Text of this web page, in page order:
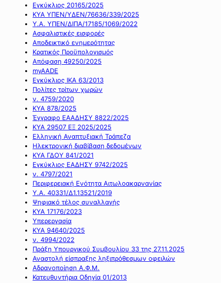
Εγκύκλιος 20165/2025
ΚΥΑ ΥΠΕΝ/ΥΔΕΝ/76636/339/2025
Υ.Α. ΥΠΕΝ/ΔΙΠΑ/17185/1069/2022
Ασφαλιστικές εισφορές
Αποδεικτικό ενημερότητας
Κρατικός Προϋπολογισμός
Απόφαση 49250/2025
myAADE
Εγκύκλιος ΙΚΑ 63/2013
Πολίτες τρίτων χωρών
ν. 4759/2020
ΚΥΑ 878/2025
Έγγραφο ΕΑΑΔΗΣΥ 8822/2025
ΚΥΑ 29507 ΕΞ 2025/2025
Ελληνική Αναπτυξιακή Τράπεζα
Ηλεκτρονική διαβίβαση δεδομένων
ΚΥΑ ΓΔΟΥ 841/2021
Εγκύκλιος ΕΑΔΗΣΥ 9742/2025
ν. 4797/2021
Περιφερειακή Ενότητα Αιτωλοακαρνανίας
Υ.Α. 40331/Δ1.13521/2019
Ψηφιακό τέλος συναλλαγής
ΚΥΑ 17176/2023
Υπερεργασία
ΚΥΑ 94640/2025
ν. 4994/2022
Πράξη Υπουργικού Συμβουλίου 33 της 27.11.2025
Αναστολή είσπραξης ληξιπρόθεσμων οφειλών
Αδρανοποίηση Α.Φ.Μ.
Κατευθυντήρια Οδηγία 01/2013